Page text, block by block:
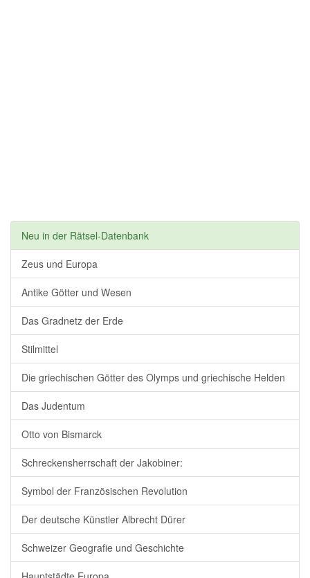
Neu in der Rätsel-Datenbank
Zeus und Europa
Antike Götter und Wesen
Das Gradnetz der Erde
Stilmittel
Die griechischen Götter des Olymps und griechische Helden
Das Judentum
Otto von Bismarck
Schreckensherrschaft der Jakobiner:
Symbol der Französischen Revolution
Der deutsche Künstler Albrecht Dürer
Schweizer Geografie und Geschichte